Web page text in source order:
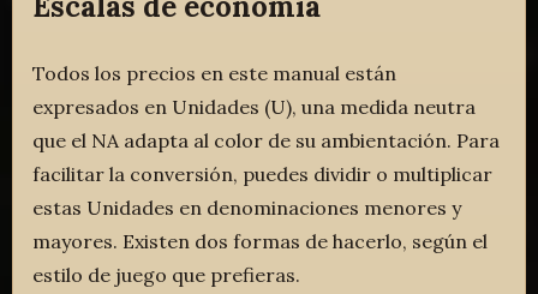
Todos los precios en este manual están
expresados en Unidades (U), una medida neutra
que el NA adapta al color de su ambientación. Para
facilitar la conversión, puedes dividir o multiplicar
estas Unidades en denominaciones menores y
mayores. Existen dos formas de hacerlo, según el
estilo de juego que prefieras.